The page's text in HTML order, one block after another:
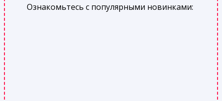
Ознакомьтесь с популярными новинками: